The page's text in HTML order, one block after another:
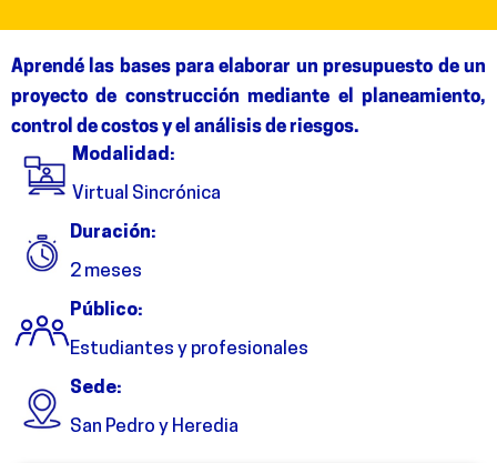
Aprendé las bases para elaborar un presupuesto de un
proyecto de construcción mediante el planeamiento,
control de costos y el análisis de riesgos.
Modalidad:
Virtual Sincrónica
Duración:
2 meses
Público:
Estudiantes y profesionales
Sede:
San Pedro y Heredia